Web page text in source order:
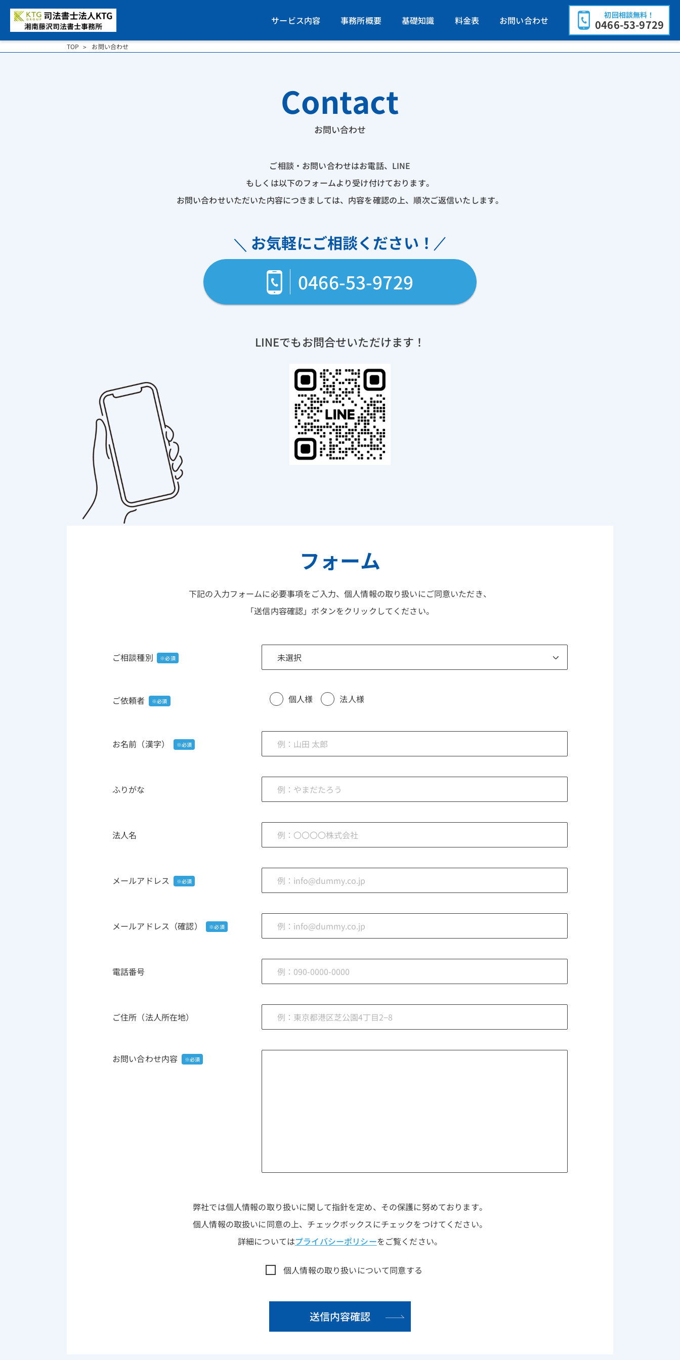
サービス内容 事務所概要 基礎知識 料金表 お問い合わせ 初回相談無料！
0466-53-9729
TOP お問い合わせ
Contact
お問い合わせ
ご相談・お問い合わせはお電話、LINE
もしくは以下のフォームより受け付けております。
お問い合わせいただいた内容につきましては、内容を確認の上、順次ご返信いたします。
お気軽にご相談ください！
0466-53-9729
LINEでもお問合せいただけます！
フォーム
下記の入力フォームに必要事項をご入力、個人情報の取り扱いにご同意いただき、
「送信内容確認」ボタンをクリックしてください。
ご相談種別
ご依頼者 個人様 法人様
お名前（漢字）
ふりがな
法人名
メールアドレス
メールアドレス（確認）
電話番号
ご住所（法人所在地）
お問い合わせ内容
弊社では個人情報の取り扱いに関して指針を定め、その保護に努めております。
個人情報の取扱いに同意の上、チェックボックスにチェックをつけてください。
詳細についてはプライバシーポリシーをご覧ください。
個人情報の取り扱いについて同意する